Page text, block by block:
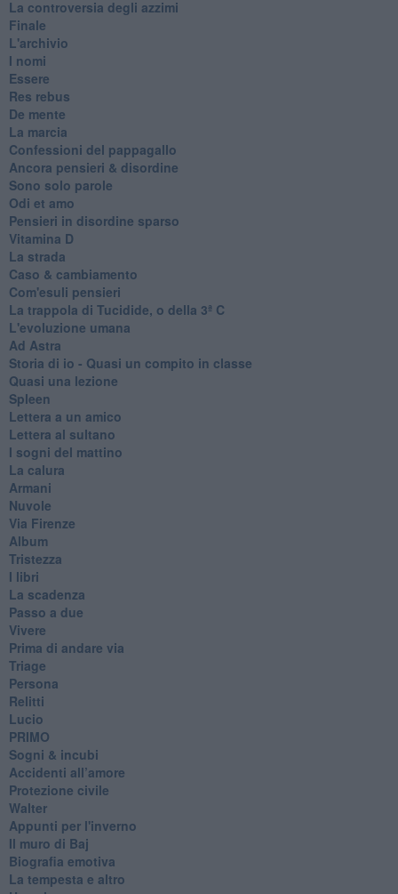
La controversia degli azzimi
Finale
L'archivio
I nomi
Essere
Res rebus
De mente
La marcia
Confessioni del pappagallo
Ancora pensieri & disordine
Sono solo parole
Odi et amo
Pensieri in disordine sparso
Vitamina D
La strada
Caso & cambiamento
Com'esuli pensieri
La trappola di Tucidide, o della 3ª C
L'evoluzione umana
Ad Astra
Storia di io - Quasi un compito in classe
Quasi una lezione
Spleen
Lettera a un amico
Lettera al sultano
I sogni del mattino
La calura
Armani
Nuvole
Via Firenze
Album
Tristezza
I libri
La scadenza
Passo a due
Vivere
Prima di andare via
Triage
Persona
Relitti
Lucio
PRIMO
Sogni & incubi
Accidenti all’amore
Protezione civile
Walter
Appunti per l'inverno
Il muro di Baj
Biografia emotiva
La tempesta e altro